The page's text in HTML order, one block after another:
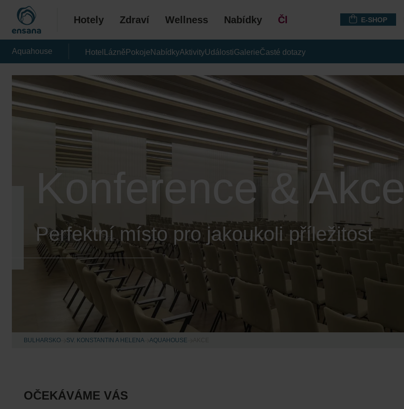
Hotely Zdraví Wellness Nabídky Členství E-SHOP
Aquahouse Hotel Lázně Pokoje NabídkyAktivityUdálostiGalerieČasté dotazy
Konference & Akce
Perfektní místo pro jakoukoli příležitost
BULHARSKO SV. KONSTANTIN A HELENA AQUAHOUSE
OČEKÁVÁME VÁS